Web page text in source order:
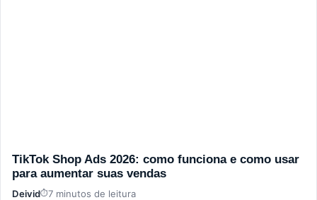
TikTok Shop Ads 2026: como funciona e como usar
para aumentar suas vendas
Deivid 7 minutos de leitura